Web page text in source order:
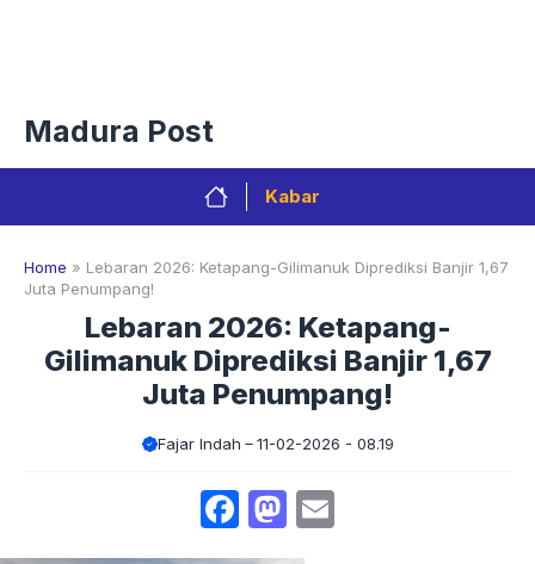
Madura Post
Kabar
Home » Lebaran 2026: Ketapang-Gilimanuk Diprediksi Banjir 1,67
Juta Penumpang!
Lebaran 2026: Ketapang-
Gilimanuk Diprediksi Banjir 1,67
Juta Penumpang!
Fajar Indah 11-02-2026 - 08.19
Facebook
Mastodon